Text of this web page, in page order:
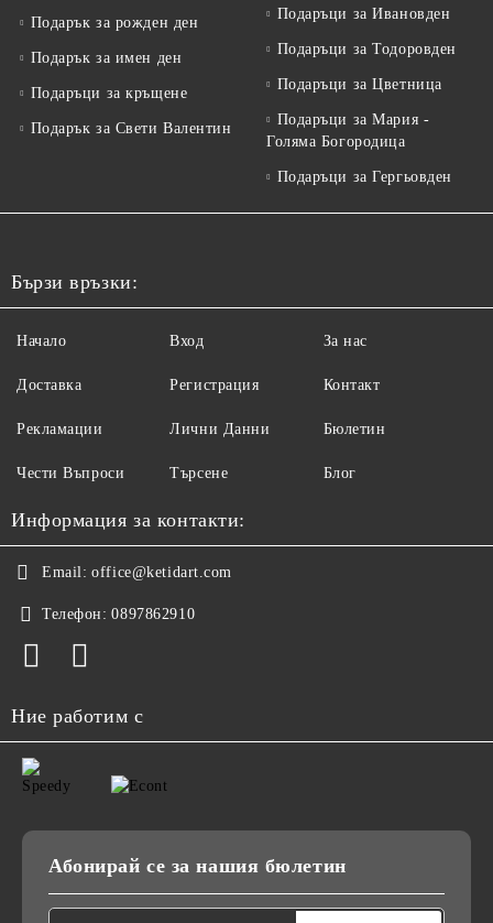
Подарък за рожден ден
Подарък за имен ден
Подаръци за кръщене
Подарък за Свети Валентин
Подаръци за Ивановден
Подаръци за Тодоровден
Подаръци за Цветница
Подаръци за Мария -
Голяма Богородица
Подаръци за Гергьовден
Бързи връзки:
Начало
Доставка
Рекламации
Чести Въпроси
Вход
Регистрация
Лични Данни
Търсене
За нас
Контакт
Бюлетин
Блог
Информация за контакти:
Email: office@ketidart.com
Телефон: 0897862910
Ние работим с
Абонирай се за нашия бюлетин